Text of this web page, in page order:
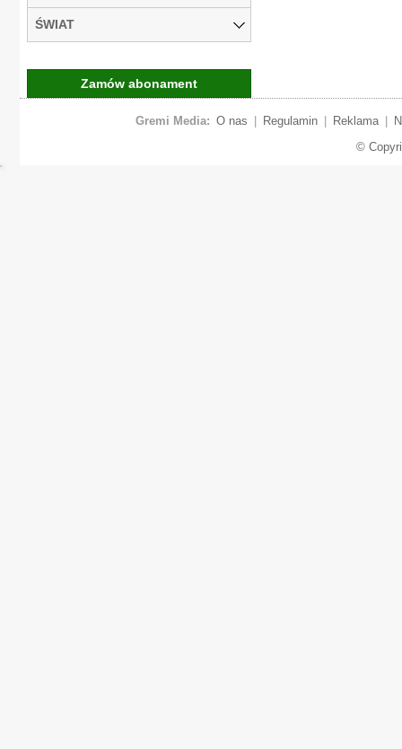
ŚWIAT
Zamów abonament
Gremi Media: O nas Regulamin Reklama
©